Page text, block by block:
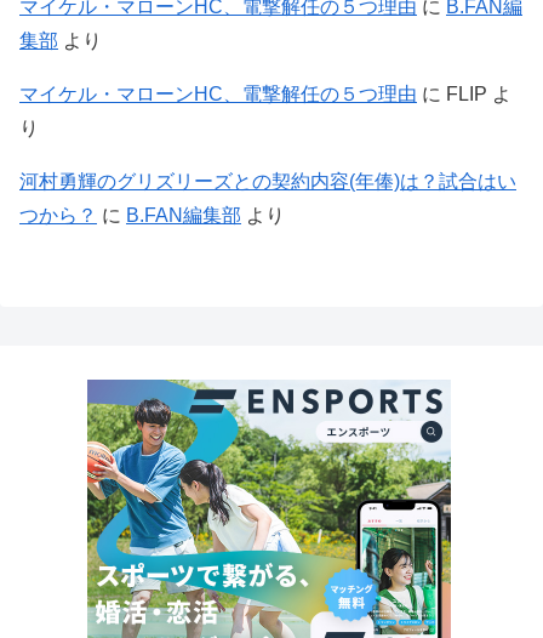
マイケル・マローンHC、電撃解任の５つ理由 に B.FAN編
集部 より
マイケル・マローンHC、電撃解任の５つ理由 に FLIP よ
り
河村勇輝のグリズリーズとの契約内容(年俸)は？試合はい
つから？ に B.FAN編集部 より